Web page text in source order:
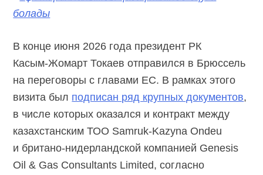
болады
В конце июня 2026 года президент РК
Касым-Жомарт Токаев отправился в Брюссель
на переговоры с главами ЕС. В рамках этого
визита был подписан ряд крупных документов,
в числе которых оказался и контракт между
казахстанским ТОО Samruk-Kazyna Ondeu
и британо-нидерландской компанией Genesis
Oil & Gas Consultants Limited, согласно